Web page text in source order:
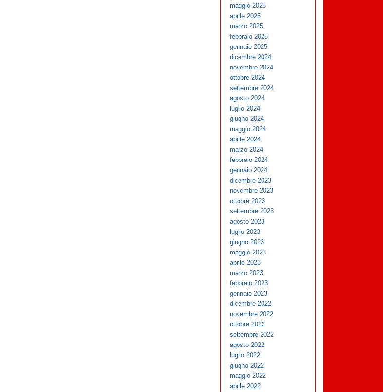
maggio 2025
aprile 2025
marzo 2025
febbraio 2025
gennaio 2025
dicembre 2024
novembre 2024
ottobre 2024
settembre 2024
agosto 2024
luglio 2024
giugno 2024
maggio 2024
aprile 2024
marzo 2024
febbraio 2024
gennaio 2024
dicembre 2023
novembre 2023
ottobre 2023
settembre 2023
agosto 2023
luglio 2023
giugno 2023
maggio 2023
aprile 2023
marzo 2023
febbraio 2023
gennaio 2023
dicembre 2022
novembre 2022
ottobre 2022
settembre 2022
agosto 2022
luglio 2022
giugno 2022
maggio 2022
aprile 2022